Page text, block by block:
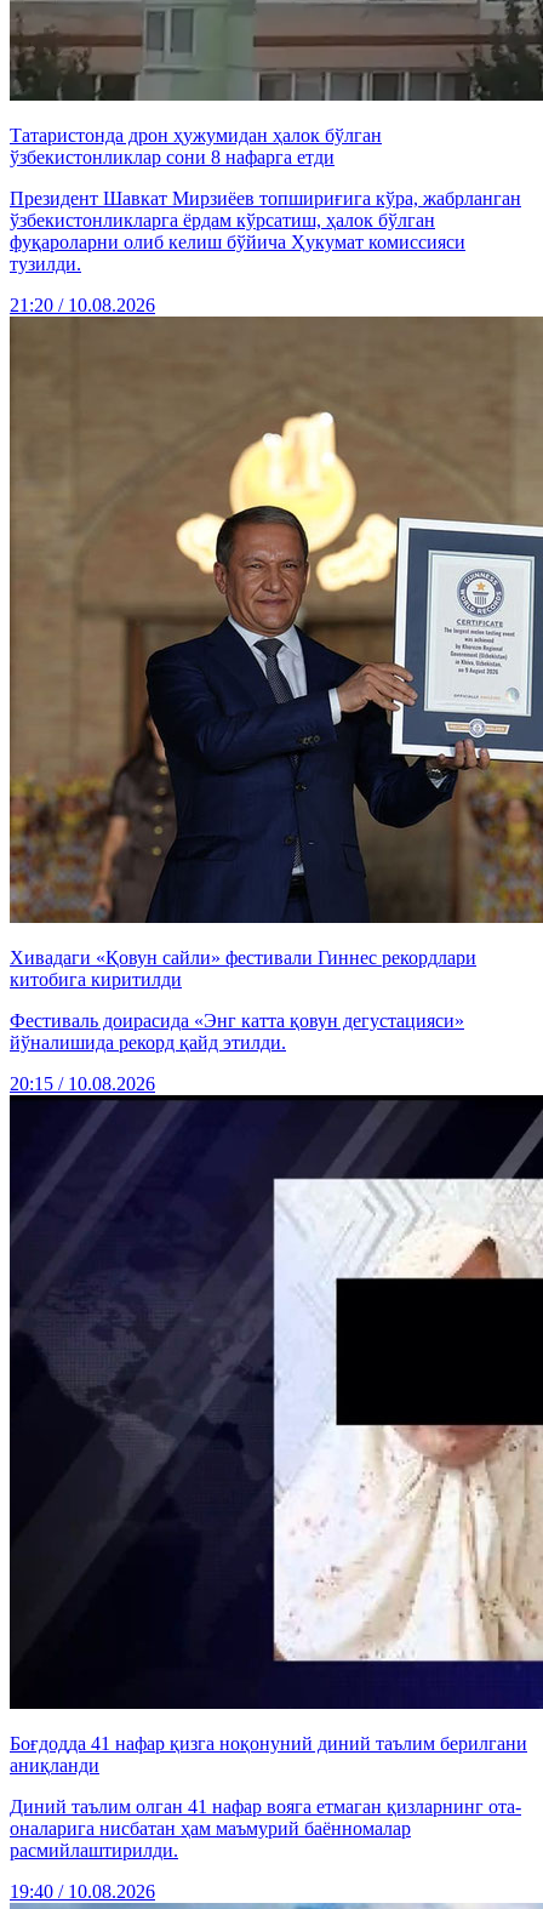
Татаристонда дрон ҳужумидан ҳалок бўлган
ўзбекистонликлар сони 8 нафарга етди
Президент Шавкат Мирзиёев топшириғига кўра, жабрланган
ўзбекистонликларга ёрдам кўрсатиш, ҳалок бўлган
фуқароларни олиб келиш бўйича Ҳукумат комиссияси
тузилди.
21:20 / 10.08.2026
Хивадаги «Қовун сайли» фестивали Гиннес рекордлари
китобига киритилди
Фестиваль доирасида «Энг катта қовун дегустацияси»
йўналишида рекорд қайд этилди.
20:15 / 10.08.2026
Боғдодда 41 нафар қизга ноқонуний диний таълим берилгани
аниқланди
Диний таълим олган 41 нафар вояга етмаган қизларнинг ота-
оналарига нисбатан ҳам маъмурий баённомалар
расмийлаштирилди.
19:40 / 10.08.2026